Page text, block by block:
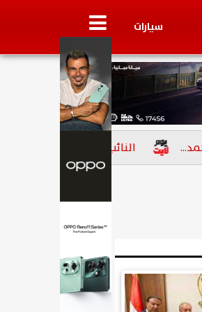
سيارات
النائب أسامة أبو العز الإتربي: ثورة 23 يوليو محطة وطنية...